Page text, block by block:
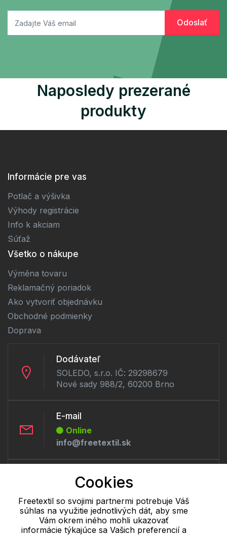
Naposledy prezerané
produkty
Informácie pre vas
Potlač a výšivka
Výhody registrácie
Info k akciam
Súťaž
Všetko o nákupe
Výměna tovaru
Reklamačný poriadok
Ako vytvoriť objednávku
Obchodné podmienky
Doprava
Dodávateľ
SOLEDO, s.r.o. IČ: 29298679
Nové sady 988/2, 60200 Brno
E-mail
Online
info@freetextil.sk
Telefón:
Offline
+421 277 270 056
Cookie - podrobné nastavenie| Ďalšie informácie|Spracovanie
Cookies
Freetextil so svojimi partnermi potrebuje Váš
súhlas na využitie jednotlivých dát, aby sme
Vám okrem iného mohli ukazovať
informácie týkajúce sa Vašich preferencií a